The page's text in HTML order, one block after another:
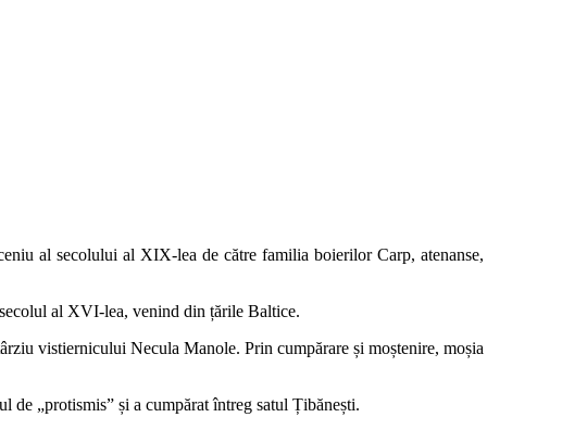
al secolului al XIX-lea de către familia boierilor Carp, atenanse,
al XVI-lea, venind din țările Baltice.
vistiernicului Necula Manole. Prin cumpărare și moștenire, moșia
de „protismis” și a cumpărat întreg satul Țibănești.